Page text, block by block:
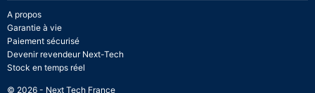
A propos
Garantie à vie
Paiement sécurisé
Devenir revendeur Next-Tech
Stock en temps réel
© 2026 - Next Tech France